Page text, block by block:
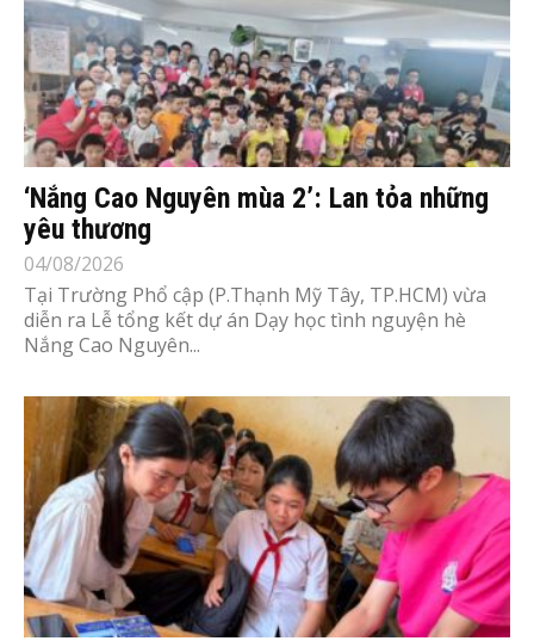
‘Nắng Cao Nguyên mùa 2’: Lan tỏa những
yêu thương
04/08/2026
Tại Trường Phổ cập (P.Thạnh Mỹ Tây, TP.HCM) vừa
diễn ra Lễ tổng kết dự án Dạy học tình nguyện hè
Nắng Cao Nguyên...